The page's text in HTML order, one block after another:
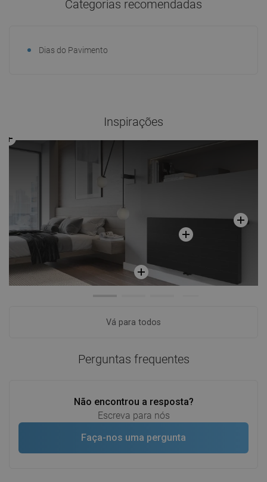
Categorias recomendadas
Dias do Pavimento
Inspirações
Vá para todos
Perguntas frequentes
Não encontrou a resposta?
Escreva para nós
Faça-nos uma pergunta